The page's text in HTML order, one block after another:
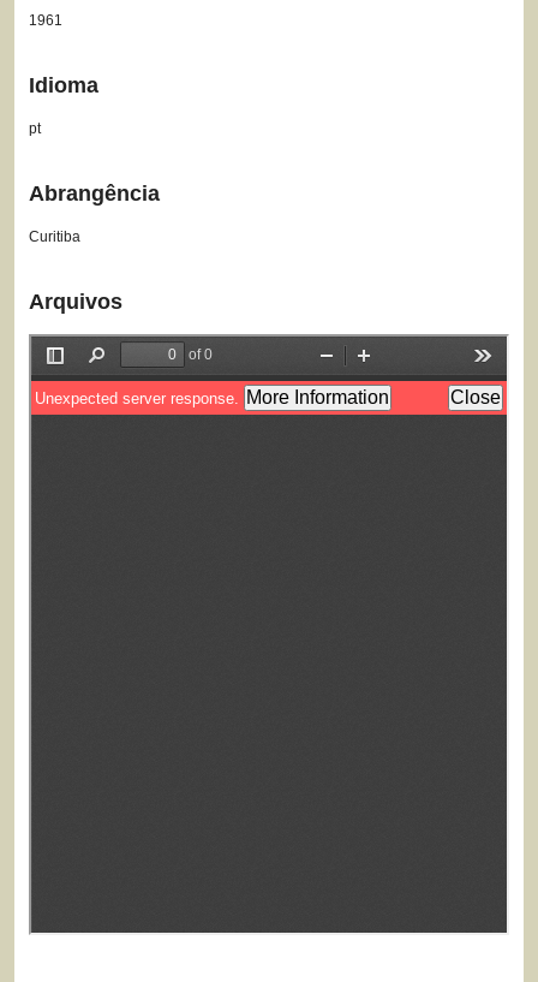
1961
Idioma
pt
Abrangência
Curitiba
Arquivos